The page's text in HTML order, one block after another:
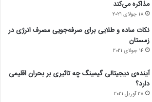
مذاکره می‌کند
18 جولای 2021
نکات ساده و طلایی برای صرفه‌جویی مصرف انرژی در
زمستان
14 جولای 2021
آینده‌ی دیجیتالی گیمینگ چه تاثیری بر بحران اقلیمی
دارد؟
28 آوریل 2021